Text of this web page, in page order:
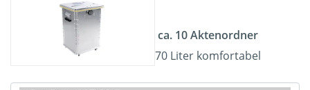
ca. 10 Aktenordner
70 Liter komfortabel